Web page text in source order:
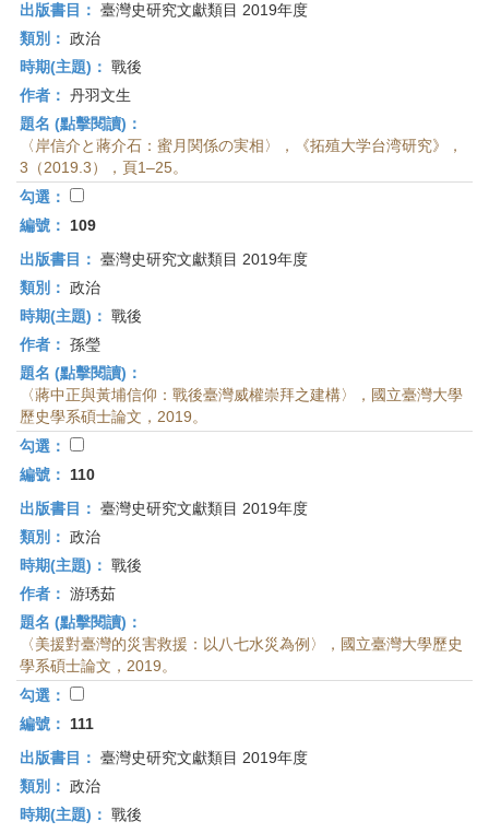
出版書目： 臺灣史研究文獻類目 2019年度
類別： 政治
時期(主題)： 戰後
作者： 丹羽文生
題名 (點擊閱讀)：
〈岸信介と蔣介石：蜜月関係の実相〉，《拓殖大学台湾研究》，
3（2019.3），頁1–25。
勾選：
編號：
109
出版書目： 臺灣史研究文獻類目 2019年度
類別： 政治
時期(主題)： 戰後
作者： 孫瑩
題名 (點擊閱讀)：
〈蔣中正與黃埔信仰：戰後臺灣威權崇拜之建構〉，國立臺灣大學
歷史學系碩士論文，2019。
勾選：
編號：
110
出版書目： 臺灣史研究文獻類目 2019年度
類別： 政治
時期(主題)： 戰後
作者： 游琇茹
題名 (點擊閱讀)：
〈美援對臺灣的災害救援：以八七水災為例〉，國立臺灣大學歷史
學系碩士論文，2019。
勾選：
編號：
111
出版書目： 臺灣史研究文獻類目 2019年度
類別： 政治
時期(主題)： 戰後